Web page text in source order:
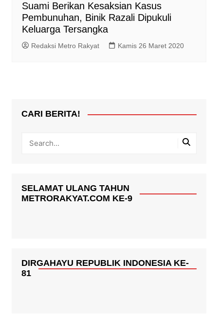
Suami Berikan Kesaksian Kasus
Pembunuhan, Binik Razali Dipukuli
Keluarga Tersangka
Redaksi Metro Rakyat Kamis 26 Maret 2020
CARI BERITA!
SELAMAT ULANG TAHUN
METRORAKYAT.COM KE-9
DIRGAHAYU REPUBLIK INDONESIA KE-
81